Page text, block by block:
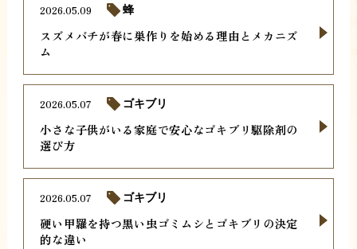
スズメバチが春に巣作りを始める理由とメカニズ
ム
2026.05.09 蜂
小さな子供がいる家庭で安心なゴキブリ駆除剤の
選び方
2026.05.07 ゴキブリ
硬い甲羅を持つ黒い虫ゴミムシとゴキブリの決定
的な違い
2026.05.07 ゴキブリ